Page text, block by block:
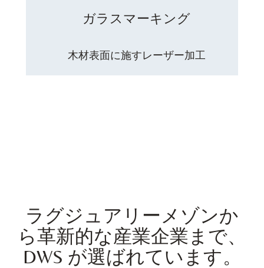
ガラスマーキング
木材表面に施すレーザー加工
ラグジュアリーメゾンか
ら革新的な産業企業まで、
DWS が選ばれています。